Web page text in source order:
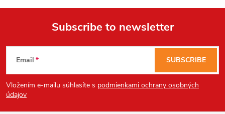
F
o
o
Subscribe to newsletter
Email
Vložením e-mailu súhlasíte s podmienkami ochrany osobných
údajov
SUBSCRIBE